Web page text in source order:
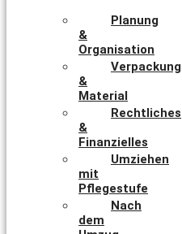
Planung
&
Organisation
Verpackung
&
Material
Rechtliches
&
Finanzielles
Umziehen
mit
Pflegestufe
Nach
dem